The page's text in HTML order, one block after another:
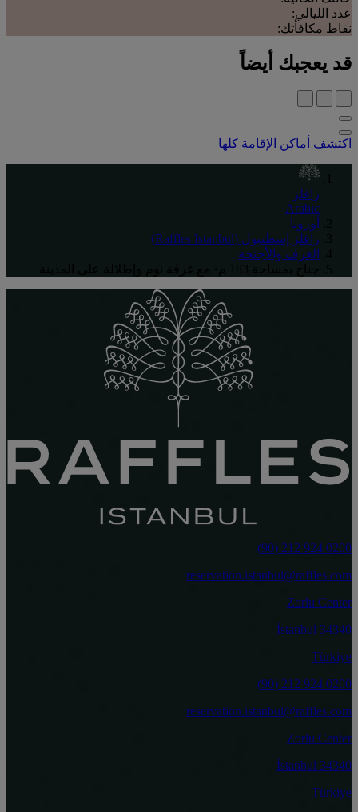
عدد الليالي:
نقاط مكافأتك:
قد يعجبك أيضاً
اكتشف أماكن الإقامة كلها
رافلز
Arabic
أوروبا
رافلز إسطنبول (Raffles Istanbul)
الغرف والأجنحة
0200 924 212 (90)
reservation.istanbul@raffles.com
Zorlu Center
34340 İstanbul
Türkiye
0200 924 212 (90)
reservation.istanbul@raffles.com
Zorlu Center
34340 İstanbul
Türkiye